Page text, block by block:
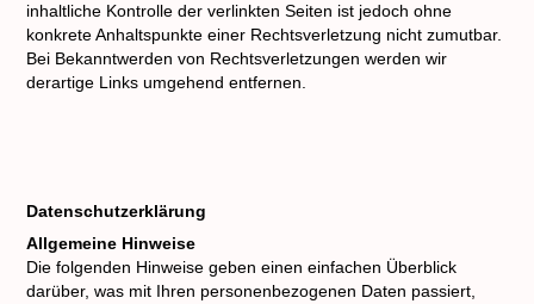
inhaltliche Kontrolle der verlinkten Seiten ist jedoch ohne
konkrete Anhaltspunkte einer Rechtsverletzung nicht zumutbar.
Bei Bekanntwerden von Rechtsverletzungen werden wir
derartige Links umgehend entfernen.
Datenschutzerklärung
Allgemeine Hinweise
Die folgenden Hinweise geben einen einfachen Überblick
darüber, was mit Ihren personenbezogenen Daten passiert,